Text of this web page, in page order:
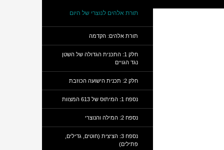
תורת אלהים לנוצרי של היום
תורת אלהים: הקדמה
חלק 1: התכנית הגדולה של השטן
נגד הגויים
חלק 2: תכנית הישועה הכוזבת
נספח 1: המיתוס של 613 המצוות
נספח 2: המילה והנוצרי
נספח 3: הציצית (חוטים, גדילים,
פתילים)